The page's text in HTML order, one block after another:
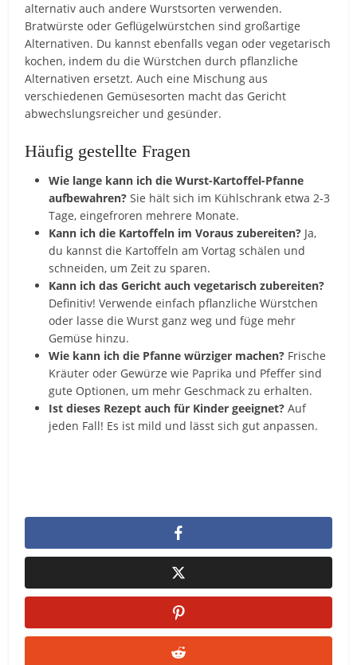
alternativ auch andere Wurstsorten verwenden.
Bratwürste oder Geflügelwürstchen sind großartige
Alternativen. Du kannst ebenfalls vegan oder vegetarisch
kochen, indem du die Würstchen durch pflanzliche
Alternativen ersetzt. Auch eine Mischung aus
verschiedenen Gemüsesorten macht das Gericht
abwechslungsreicher und gesünder.
Häufig gestellte Fragen
Wie lange kann ich die Wurst-Kartoffel-Pfanne
aufbewahren? Sie hält sich im Kühlschrank etwa 2-3
Tage, eingefroren mehrere Monate.
Kann ich die Kartoffeln im Voraus zubereiten? Ja,
du kannst die Kartoffeln am Vortag schälen und
schneiden, um Zeit zu sparen.
Kann ich das Gericht auch vegetarisch zubereiten?
Definitiv! Verwende einfach pflanzliche Würstchen
oder lasse die Wurst ganz weg und füge mehr
Gemüse hinzu.
Wie kann ich die Pfanne würziger machen? Frische
Kräuter oder Gewürze wie Paprika und Pfeffer sind
gute Optionen, um mehr Geschmack zu erhalten.
Ist dieses Rezept auch für Kinder geeignet? Auf
jeden Fall! Es ist mild und lässt sich gut anpassen.